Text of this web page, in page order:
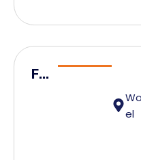
Fa
el